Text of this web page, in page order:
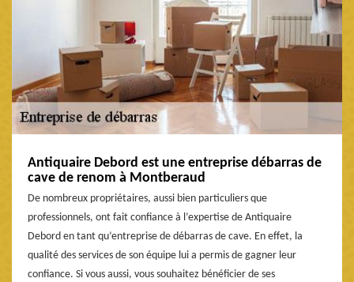
Antiquaire Debord est une entreprise débarras de
cave de renom à Montberaud
De nombreux propriétaires, aussi bien particuliers que
professionnels, ont fait confiance à l’expertise de Antiquaire
Debord en tant qu’entreprise de débarras de cave. En effet, la
qualité des services de son équipe lui a permis de gagner leur
confiance. Si vous aussi, vous souhaitez bénéficier de ses